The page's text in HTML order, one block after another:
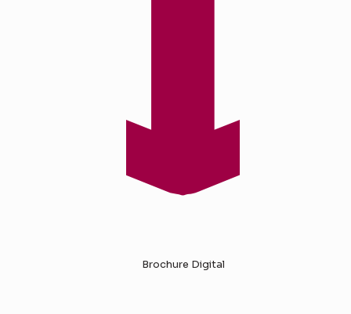
Brochure Digital